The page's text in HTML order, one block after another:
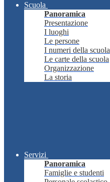
Scuola
Panoramica
Presentazione
I luoghi
Le persone
I numeri della scuola
Le carte della scuola
Organizzazione
La storia
Servizi
Panoramica
Famiglie e studenti